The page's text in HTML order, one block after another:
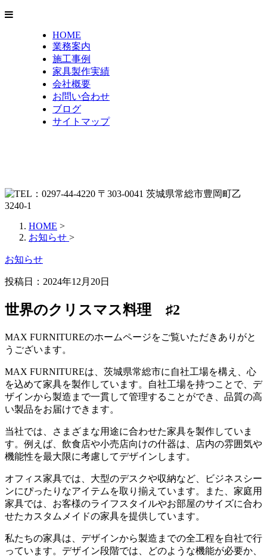
HOME
業務案内
施工事例
家具製作実績
会社概要
お問い合わせ
ブログ
サイトマップ
HOME >
お知らせ >
お知らせ
投稿日： 2024年12月20日
世界のクリスマス料理 ♯2
MAX FURNITUREのホームページをご覧いただきありがと
うございます。
MAX FURNITUREは、茨城県常総市に自社工場を構え、心
を込めて家具を製作しています。自社工場を持つことで、デ
ザインから製造まで一貫して管理することができ、品質の高
い製品をお届けできます。
当社では、さまざまな用途に合わせた家具を製作していま
す。例えば、飲食店や小売店向けの什器は、店内の雰囲気や
機能性を最大限に考慮してデザインします。
オフィス家具では、大型のデスクや収納など、ビジネスシー
ンにぴったりなアイテムを取り揃えています。また、家庭用
家具では、お客様のライフスタイルやお部屋のサイズに合わ
せたカスタムメイドの家具を提供しています。
私たちの家具は、デザインから製造までの全工程を自社で行
っています。デザイン段階では、どのような機能が必要か、